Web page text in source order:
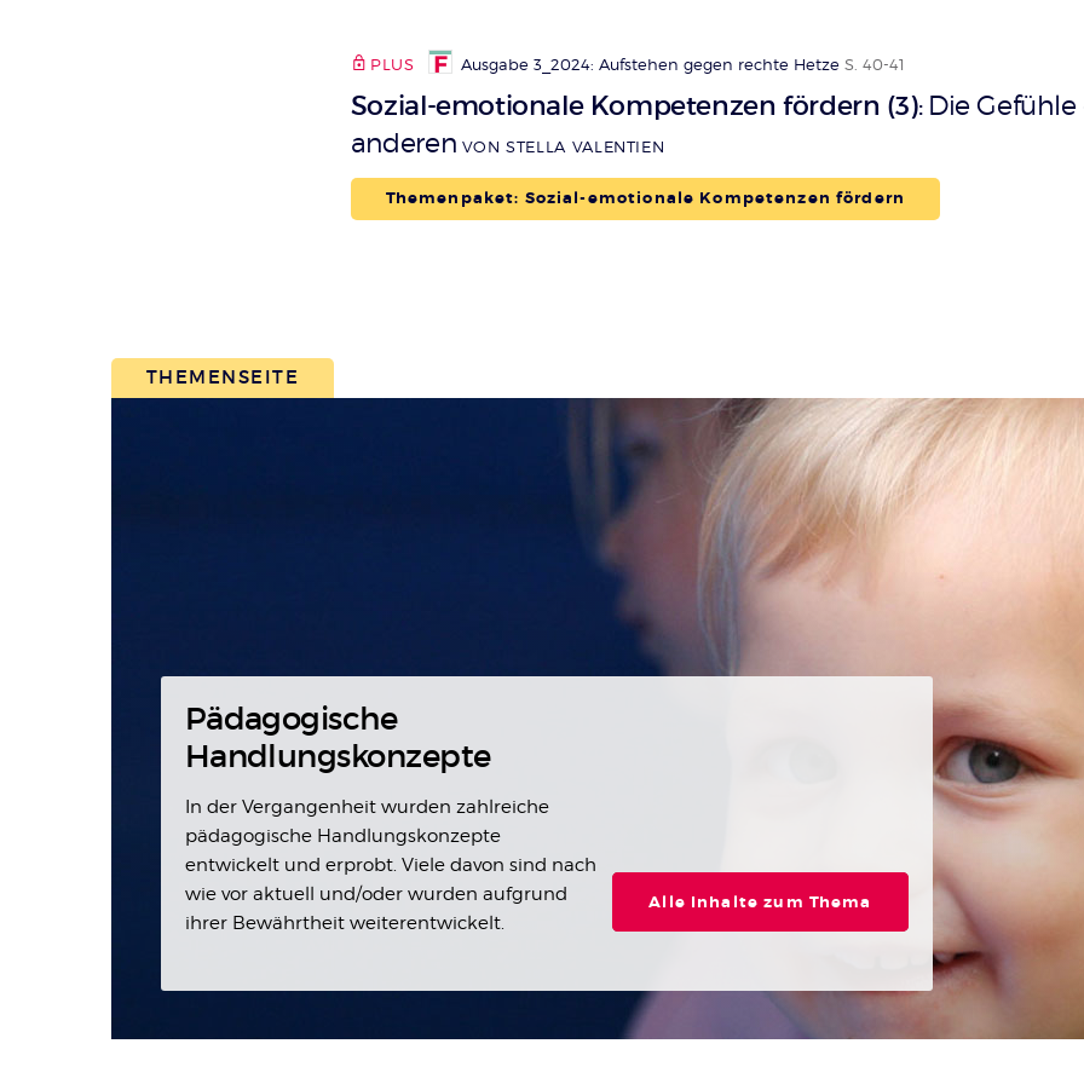
PLUS Ausgabe 3_2024: Aufstehen gegen rechte Hetze S. 40-41
Sozial-emotionale Kompetenzen fördern (3): Die Gefühle
anderen VON STELLA VALENTIEN
Themenpaket: Sozial-emotionale Kompetenzen fördern
THEMENSEITE
Pädagogische
Handlungskonzepte
In der Vergangenheit wurden zahlreiche
pädagogische Handlungskonzepte
entwickelt und erprobt. Viele davon sind nach
wie vor aktuell und/oder wurden aufgrund
ihrer Bewährtheit weiterentwickelt.
Alle Inhalte zum Thema